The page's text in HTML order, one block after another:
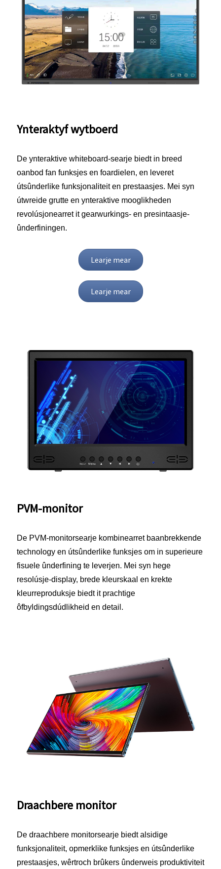
Ynteraktyf wytboerd
De ynteraktive whiteboard-searje biedt in breed
oanbod fan funksjes en foardielen, en leveret
útsûnderlike funksjonaliteit en prestaasjes. Mei syn
útwreide grutte en ynteraktive mooglikheden
revolúsjonearret it gearwurkings- en presintaasje-
ûnderfiningen.
Learje mear
Learje mear
PVM-monitor
De PVM-monitorsearje kombinearret baanbrekkende
technology en útsûnderlike funksjes om in superieure
fisuele ûnderfining te leverjen. Mei syn hege
resolúsje-display, brede kleurskaal en krekte
kleurreproduksje biedt it prachtige
ôfbyldingsdúdlikheid en detail.
Draachbere monitor
De draachbere monitorsearje biedt alsidige
funksjonaliteit, opmerklike funksjes en útsûnderlike
prestaasjes, wêrtroch brûkers ûnderweis produktiviteit